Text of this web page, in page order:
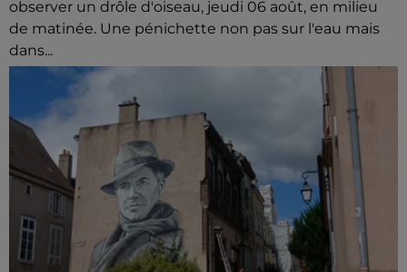
observer un drôle d'oiseau, jeudi 06 août, en milieu
de matinée. Une pénichette non pas sur l'eau mais
dans...